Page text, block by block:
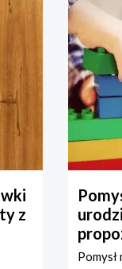
z